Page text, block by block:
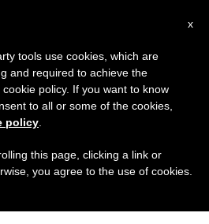
x
tools use cookies, which are
and required to achieve the
policy. If you want to know
to all or some of the cookies,
policy
this page, clicking a link or
you agree to the use of cookies.